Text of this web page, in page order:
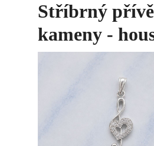
Stříbrný
kameny -